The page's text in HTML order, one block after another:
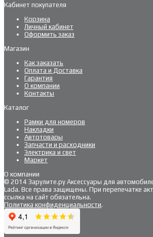
Кабинет покупателя
Корзина
Личный кабинет
Оформить заказ
Магазин
Как заказать
Оплата и Доставка
Гарантия
О компании
Контакты
Каталог
Рамки для номеров
Накладки
Автотовары
Запчасти и расходники
Электрика и свет
Маркет
О компании
© 2014 Зарулите.ру Аксессуары для
Lada. Все права защищены. При перепечатке
ссылка на сайт обязательна.
Политика конфиденциальности.